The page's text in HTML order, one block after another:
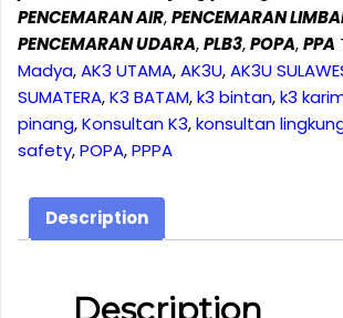
Certificate
-
JUNI
2024
quantity
PENCEMARAN AIR,PENCEMARAN
PENCEMARAN UDARA,PLB3,POPA,PPA
Madya,AK3 UTAMA,AK3U,AK3U
SUMATERA,K3 BATAM,k3 bintan,k3
pinang,Konsultan K3,konsultan
safety,POPA,PPPA
Description